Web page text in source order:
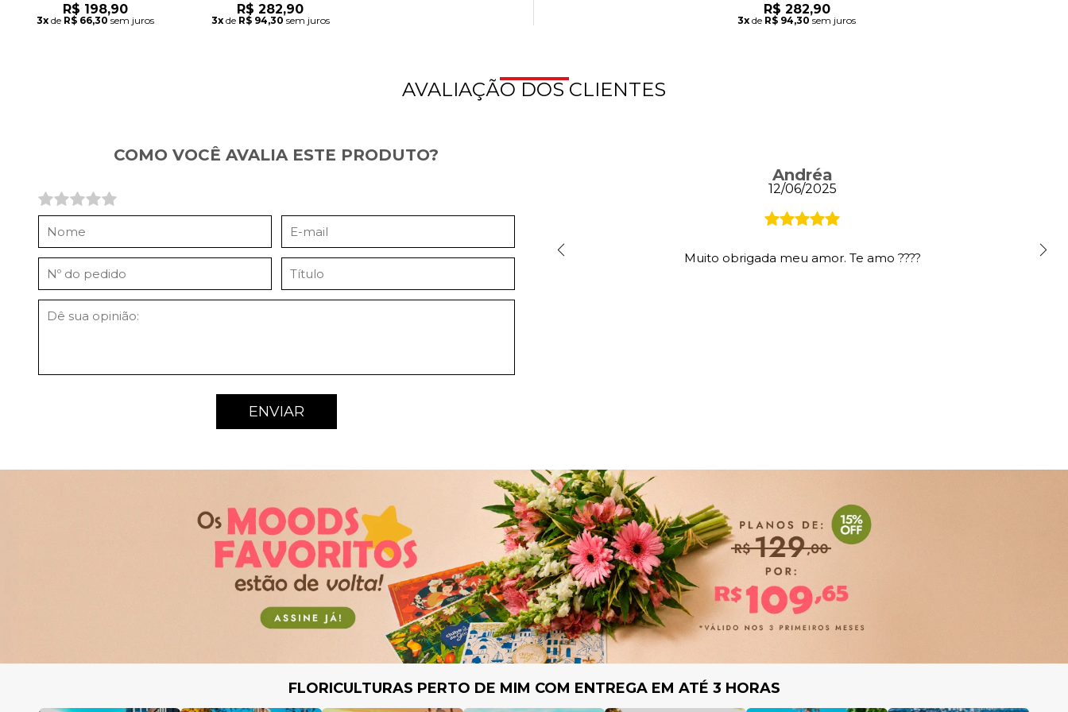
R$ 198,90
3xde R$ 66,30 sem juros
R$ 282,90
3xde R$ 94,30 sem juros
R$ 282,90
3xde R$ 94,30 sem juros
AVALIAÇÃO DOS CLIENTES
COMO VOCÊ AVALIA ESTE PRODUTO?
ENVIAR
Andréa
12/06/2025
Muito obrigada meu amor. Te amo ????
FLORICULTURAS PERTO DE MIM COM ENTREGA EM ATÉ 3 HORAS